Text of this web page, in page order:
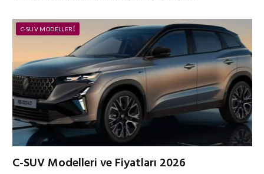
C-SUV MODELLERI
C-SUV Modelleri ve Fiyatları 2026